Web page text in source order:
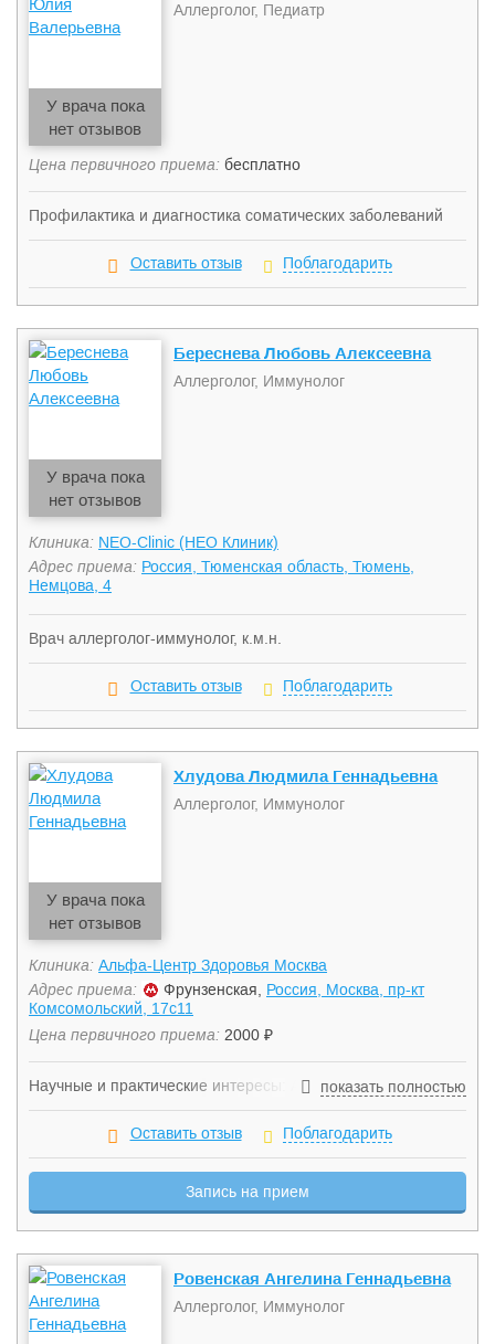
У врача пока
нет отзывов
Аллерголог, Педиатр
Цена первичного приема: бесплатно
Профилактика и диагностика соматических заболеваний
детей и подростков.
Оставить отзыв
Поблагодарить
У врача пока
нет отзывов
Береснева Любовь Алексеевна
Аллерголог, Иммунолог
Клиника: NEO-Clinic (НЕО Клиник)
Адрес приема: Россия, Тюменская область, Тюмень,
Немцова, 4
Врач аллерголог-иммунолог, к.м.н.
Оставить отзыв Поблагодарить
У врача пока
нет отзывов
Хлудова Людмила Геннадьевна
Аллерголог, Иммунолог
Клиника: Альфа-Центр Здоровья Москва
Адрес приема:
Фрунзенская, Россия, Москва, пр-кт
Комсомольский, 17с11
Цена первичного приема: 2000 ₽
Научные и практические интересы: Автор нескольких
научных статей, докладчик Всероссийской Конференции
«КЛИНИЧЕСКАЯ ИММУНОЛОГИЯ И АЛЛЕРГОЛОГИЯ —
международный конгресс РААКИ «СОВРЕМЕННЫЕ
ПРОБЛЕМЫ ИММУНОЛОГИИ, АЛЛЕРГОЛОГИИ И
ИММУНОФАРМАКОЛОГИИ», участник Обучающей
лечения хронической крапивницы“. Основное направление
научной работы - лекарственная аллергия. Лечение и
диагностика заболеваний: Атопический дерматит,
аллергический ринит, бронхиальная астма, контактный
показать полностью
Оставить отзыв Поблагодарить
Запись на прием
Ровенская Ангелина Геннадьевна
Аллерголог, Иммунолог